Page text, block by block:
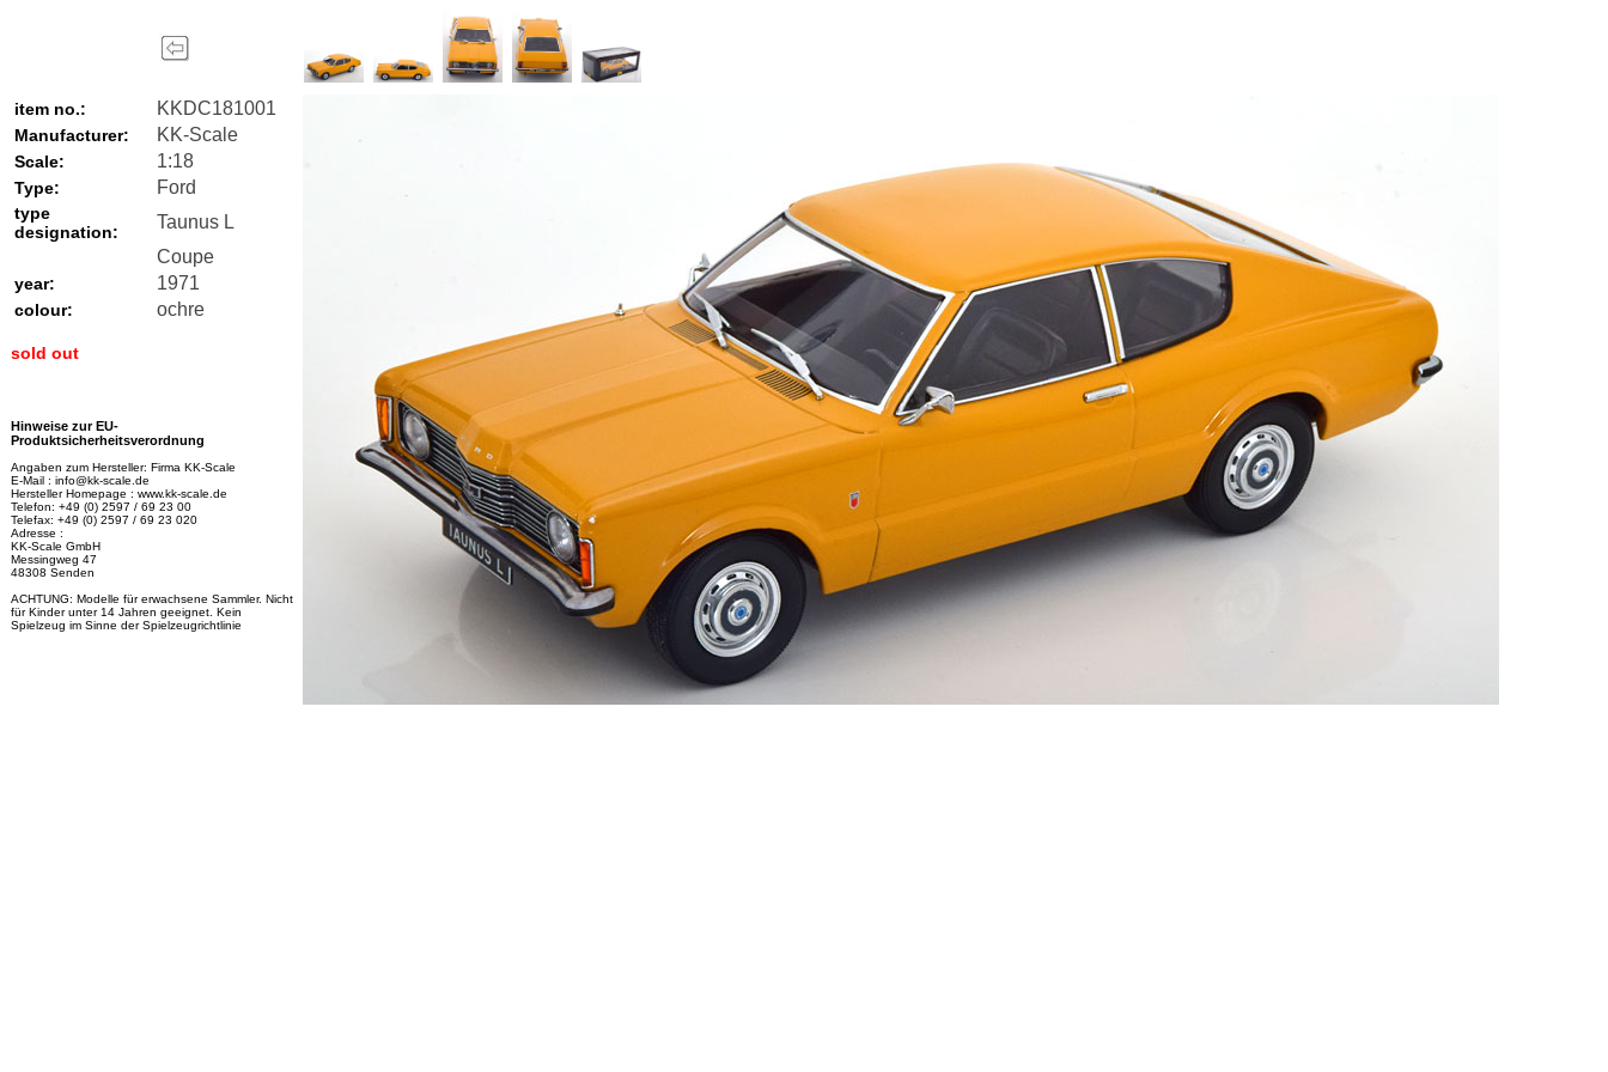
item no.: KKDC181001
Manufacturer: KK-Scale
Scale: 1:18
Type: Ford
type
designation:
Taunus L
Coupe
year: 1971
colour: ochre
sold out
Hinweise zur EU-
Produktsicherheitsverordnung
Angaben zum Hersteller: Firma KK-Scale
E-Mail : info@kk-scale.de
Hersteller Homepage : www.kk-scale.de
Telefon: +49 (0) 2597 / 69 23 00
Telefax: +49 (0) 2597 / 69 23 020
Adresse :
KK-Scale GmbH
Messingweg 47
48308 Senden
ACHTUNG: Modelle für erwachsene Sammler. Nicht
für Kinder unter 14 Jahren geeignet. Kein
Spielzeug im Sinne der Spielzeugrichtlinie